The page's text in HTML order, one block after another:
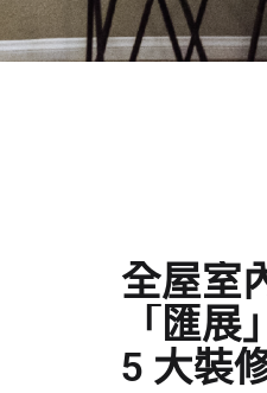
全屋室
「匯
5 大裝